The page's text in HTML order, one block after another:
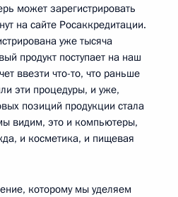
может зарегистрировать
на сайте Росаккредитации.
уже тысяча
продукт поступает на наш
ввезти что-то, что раньше
эти процедуры, и уже,
позиций продукции стала
видим, это и компьютеры,
и косметика, и пищевая
которому мы уделяем